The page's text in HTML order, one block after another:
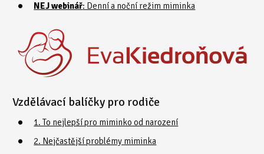
NEJ webinář: Denní a noční režim miminka
Vzdělávací balíčky pro rodiče
1. To nejlepší pro miminko od narození
2. Nejčastější problémy miminka